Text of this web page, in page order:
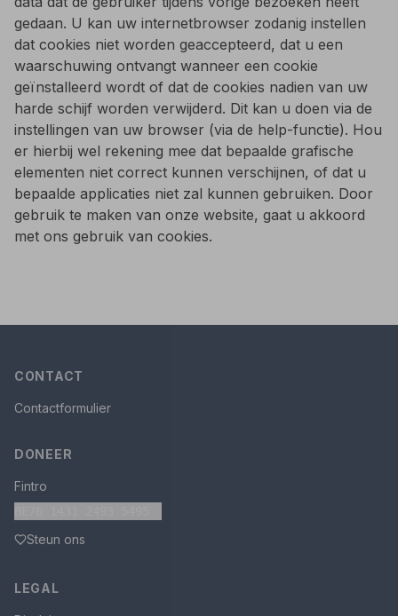
gedaan. U kan uw internetbrowser zodanig instellen
dat cookies niet worden geaccepteerd, dat u een
waarschuwing ontvangt wanneer een cookie
geïnstalleerd wordt of dat de cookies nadien van uw
harde schijf worden verwijderd. Dit kan u doen via de
instellingen van uw browser (via de help-functie). Hou
er hierbij wel rekening mee dat bepaalde grafische
elementen niet correct kunnen verschijnen, of dat u
bepaalde applicaties niet zal kunnen gebruiken. Door
gebruik te maken van onze website, gaat u akkoord
met ons gebruik van cookies.
CONTACT
Contactformulier
DONEER
Fintro
Steun ons
LEGAL